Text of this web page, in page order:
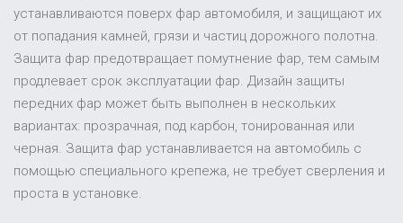
устанавливаются поверх фар автомобиля, и защищают их
от попадания камней, грязи и частиц дорожного полотна.
Защита фар предотвращает помутнение фар, тем самым
продлевает срок эксплуатации фар. Дизайн защиты
передних фар может быть выполнен в нескольких
вариантах: прозрачная, под карбон, тонированная или
черная. Защита фар устанавливается на автомобиль с
помощью специального крепежа, не требует сверления и
проста в установке.